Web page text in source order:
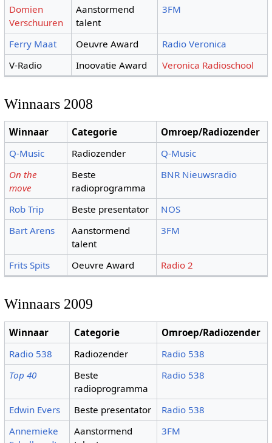
Domien
Verschuuren
Aanstormend
talent
3FM
Ferry Maat Oeuvre Award
Radio Veronica
V-Radio
Inoovatie Award Veronica Radioschool
Winnaars 2008
Winnaar Categorie
Omroep/Radiozender
Q-Music
Radiozender
Q-Music
On the
move
Beste
radioprogramma
BNR Nieuwsradio
Rob Trip Beste presentator
NOS
Bart Arens
Aanstormend
talent
3FM
Frits Spits Oeuvre Award Radio 2
Winnaars 2009
Winnaar Categorie
Omroep/Radiozender
Radio 538
Radiozender
Radio 538
Top 40
Beste
radioprogramma
Radio 538
Edwin Evers Beste presentator
Radio 538
Annemieke
Aanstormend
3FM